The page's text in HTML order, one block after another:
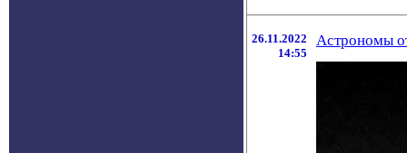
26.11.2022
14:55
Астрономы